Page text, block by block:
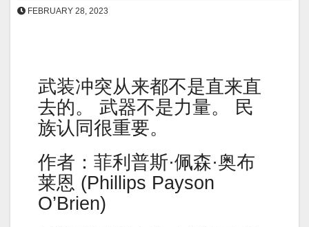
FEBRUARY 28, 2023
武装冲突从来都不是直来直
去的。 武器不是力量。 民
族认同很重要。
作者：菲利普斯·佩森·奥布
莱恩 (Phillips Payson
O’Brien)